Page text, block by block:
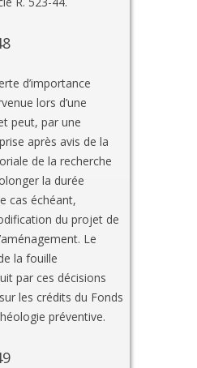
d’importance
lors d’une
peut, par une
après avis de la
de la recherche
la durée
cas échéant,
du projet de
Le
la fouille
par ces décisions
les crédits du Fonds
préventive.